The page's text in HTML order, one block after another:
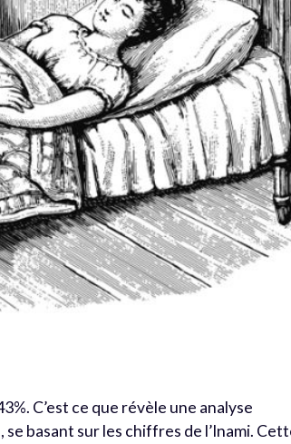
C’est ce que révèle une analyse
basant sur les chiffres de l’Inami.